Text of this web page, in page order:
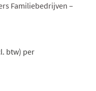
Familiebedrijven –
btw) per